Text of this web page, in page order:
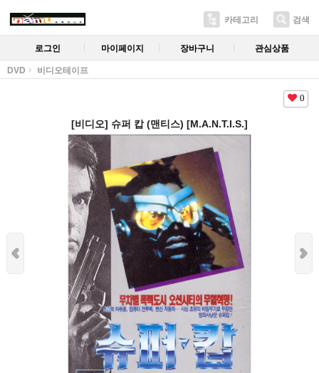
카테고리 검색
로그인 마이페이지 장바구니 관심상품
DVD 비디오테이프
0
[비디오] 슈퍼 캅 (맨티스) [M.A.N.T.I.S.]